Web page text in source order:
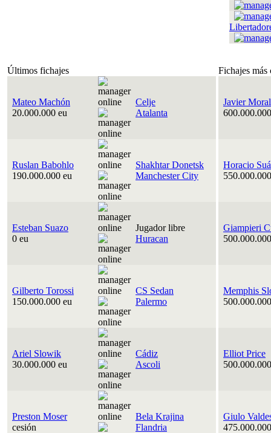
Últimos fichajes Fichajes más
Mateo Machón
20.000.000 eu
Celje
Atalanta
Javier
Ruslan Babohlo
190.000.000 eu
Shakhtar Donetsk
Manchester City
Horacio
Esteban Suazo
0 eu
Jugador libre
Huracan
Giampieri
Gilberto Torossi
150.000.000 eu
CS Sedan
Palermo
Memphis
Ariel Slowik
30.000.000 eu
Cádiz
Ascoli
Elliot Price
Preston Moser
cesión
Bela Krajina
Flandria
Giulo